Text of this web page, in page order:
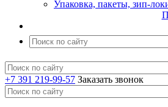
Упаковка, пакеты, зип-
+7 391 219-99-57 Заказать звонок